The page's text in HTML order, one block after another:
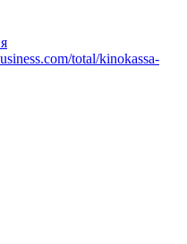
total/kinokassa-